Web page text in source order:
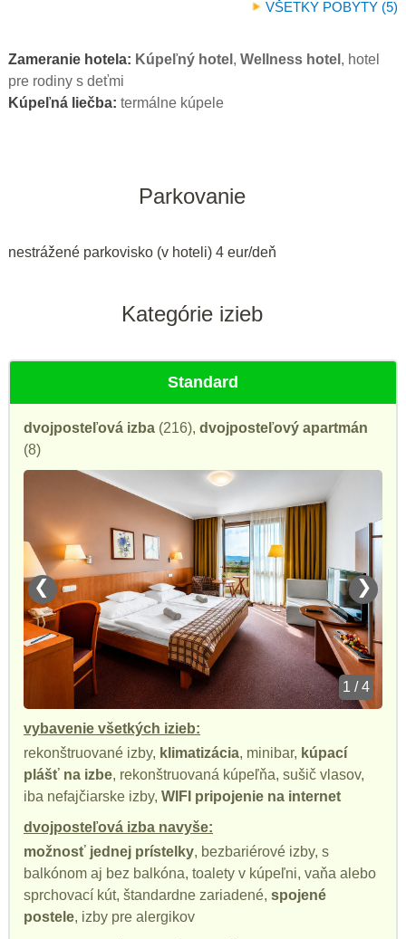
VŠETKY POBYTY (5)
Zameranie hotela: Kúpeľný hotel , Wellness hotel , hotel
pre rodiny s deťmi
Kúpeľná liečba: termálne kúpele
Parkovanie
nestrážené parkovisko (v hoteli) 4 eur/deň
Kategórie izieb
Standard
dvojposteľová izba (216), dvojposteľový apartmán
(8)
❮ ❯
1 / 4
vybavenie všetkých izieb:
rekonštruované izby, klimatizácia, minibar, kúpací
plášť na izbe, rekonštruovaná kúpeľňa, sušič vlasov,
iba nefajčiarske izby, WIFI pripojenie na internet
dvojposteľová izba navyše:
možnosť jednej prístelky, bezbariérové izby, s
balkónom aj bez balkóna, toalety v kúpeľni, vaňa alebo
sprchovací kút, štandardne zariadené, spojené
postele, izby pre alergikov